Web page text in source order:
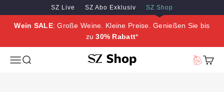
Zum Inhalt springen
Zum Hauptinhalt springen
SZ Live SZ Abo Exklusiv SZ Shop
Wein SALE: Große Weine. Kleine Preise. Genießen Sie bis
zu30% Rabatt*
MenüSuche SZ Erleben